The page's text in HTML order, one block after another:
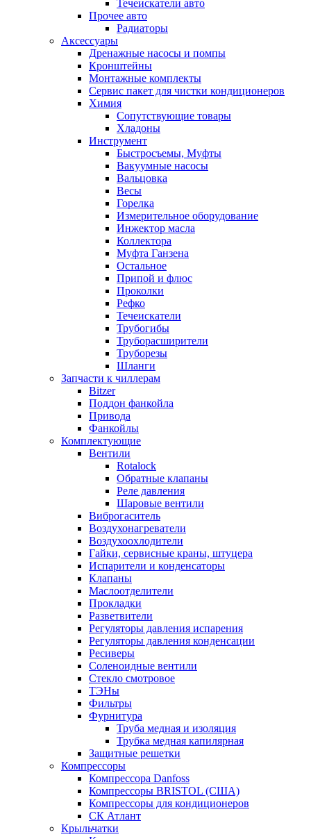
Течеискатели авто
Прочее авто
Радиаторы
Аксессуары
Дренажные насосы и помпы
Кронштейны
Монтажные комплекты
Сервис пакет для чистки кондиционеров
Химия
Сопутствующие товары
Хладоны
Инструмент
Быстросъемы, Муфты
Вакуумные насосы
Вальцовка
Весы
Горелка
Измерительное оборудование
Инжектор масла
Коллектора
Муфта Ганзена
Остальное
Припой и флюс
Проколки
Рефко
Течеискатели
Трубогибы
Труборасширители
Труборезы
Шланги
Запчасти к чиллерам
Bitzer
Поддон фанкойла
Привода
Фанкойлы
Комплектующие
Вентили
Rotalock
Обратные клапаны
Реле давления
Шаровые вентили
Виброгаситель
Воздухонагреватели
Воздухоохлодители
Гайки, сервисные краны, штуцера
Испарители и конденсаторы
Клапаны
Маслоотделители
Прокладки
Разветвители
Регуляторы давления испарения
Регуляторы давления конденсации
Ресиверы
Соленоидные вентили
Стекло смотровое
ТЭНы
Фильтры
Фурнитура
Труба медная и изоляция
Трубка медная капилярная
Защитные решетки
Компрессоры
Компрессора Danfoss
Компрессоры BRISTOL (США)
Компрессоры для кондиционеров
СК Атлант
Крыльчатки